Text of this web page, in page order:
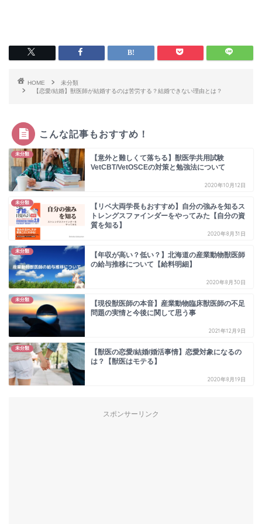
HOME
未分類
【恋愛/結婚】獣医師が結婚するのは苦労する？結婚できない理由とは？
こんな記事もおすすめ！
未分類
【意外と難しくて落ちる】獣医学共用試験
VetCBT/VetOSCEの対策と勉強法について
2020年10月12日
未分類
【リベ大両学長もおすすめ】自分の強みを知るス
トレングスファインダーをやってみた【自分の資
質を知る】
2020年8月31日
未分類
【年収が高い？低い？】北海道の産業動物獣医師
の給与推移について【給料明細】
2020年8月30日
未分類
【現役獣医師の本音】産業動物臨床獣医師の不足
問題の実情と今後に関して思う事
2021年12月9日
未分類
【獣医の恋愛/結婚/婚活事情】恋愛対象になるの
は？【獣医はモテる】
2020年8月19日
スポンサーリンク